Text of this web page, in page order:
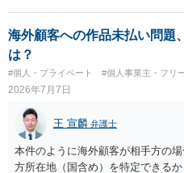
海外顧客への作品未払い問題
は？
#個人・プライベート #個人事業主・フリ
2026年7月7日
王 宣麟 弁護士
本件のように海外顧客が相手方の
方所在地（国含め）を特定できる